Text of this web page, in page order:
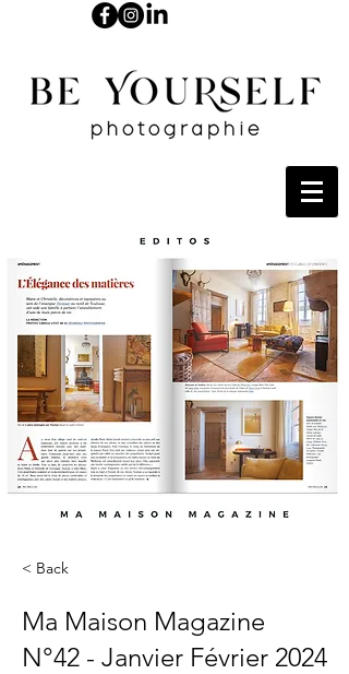
< Back
Ma Maison Magazine
N°42 - Janvier Février 2024